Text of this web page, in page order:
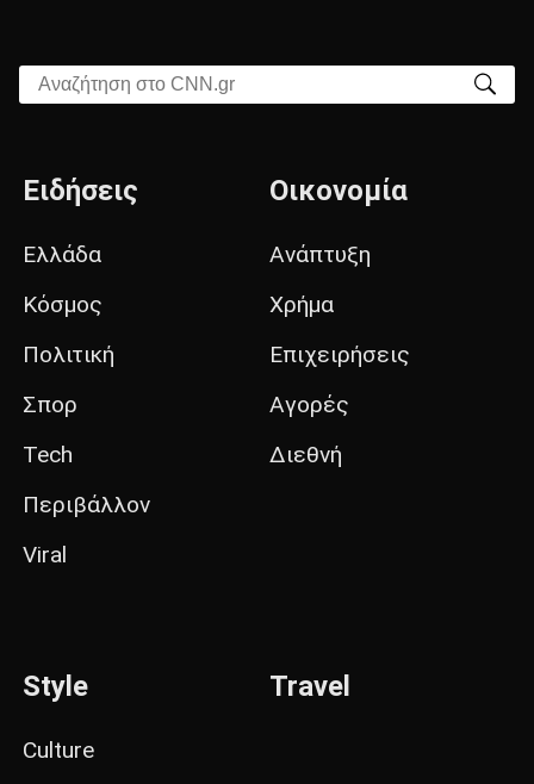
Αναζήτηση στο CNN.gr
Ειδήσεις
Ελλάδα
Κόσμος
Πολιτική
Σπορ
Tech
Περιβάλλον
Viral
Οικονομία
Ανάπτυξη
Χρήμα
Επιχειρήσεις
Αγορές
Διεθνή
Style
Culture
Travel